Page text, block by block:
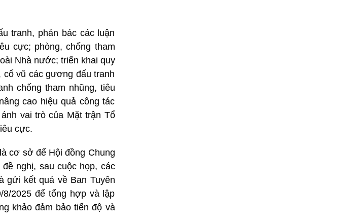
tranh, phản bác các luận
cực; phòng, chống tham
Nhà nước; triển khai quy
vũ các gương đấu tranh
chống tham nhũng, tiêu
cao hiệu quả công tác
vai trò của Mặt trận Tổ
cực.
cơ sở để Hội đồng Chung
nghị, sau cuộc họp, các
gửi kết quả về Ban Tuyên
2025 để tổng hợp và lập
khảo đảm bảo tiến độ và